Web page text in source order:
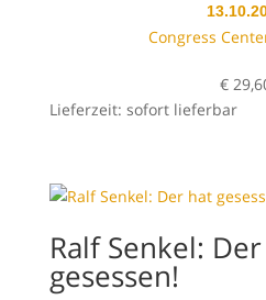
Congress
€
Lieferzeit: sofort lieferbar
Ralf Senkel:
gesessen!